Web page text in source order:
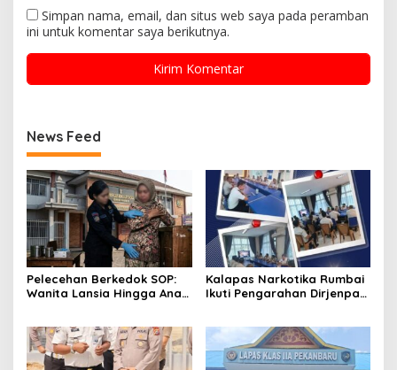
Simpan nama, email, dan situs web saya pada peramban
ini untuk komentar saya berikutnya.
News Feed
Pelecehan Berkedok SOP:
Wanita Lansia Hingga Anak
Copot Kalapas!
Kalapas Narkotika Rumbai
Ikuti Pengarahan Dirjenpas,
Agustus